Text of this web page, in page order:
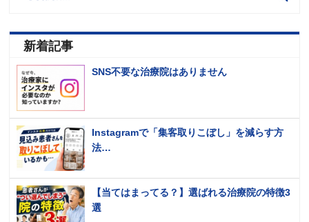
新着記事
SNS不要な治療院はありません
Instagramで「集客取りこぼし」を減らす方
法…
【当てはまってる？】選ばれる治療院の特徴3
選